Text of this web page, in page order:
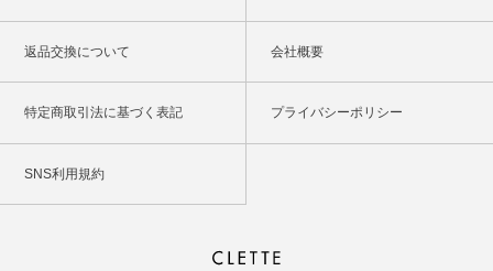
返品交換について 会社概要
特定商取引法に基づく表記 プライバシーポリシー
SNS利用規約